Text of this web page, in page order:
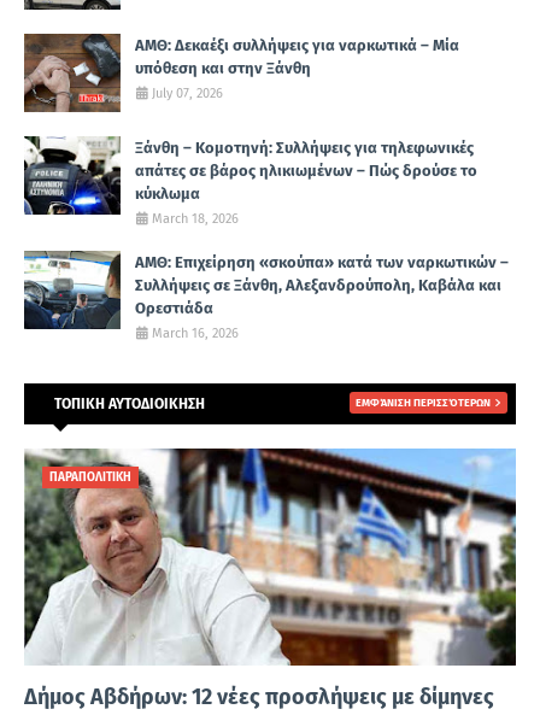
ΑΜΘ: Δεκαέξι συλλήψεις για ναρκωτικά – Μία
υπόθεση και στην Ξάνθη
July 07, 2026
Ξάνθη – Κομοτηνή: Συλλήψεις για τηλεφωνικές
απάτες σε βάρος ηλικιωμένων – Πώς δρούσε το
κύκλωμα
March 18, 2026
ΑΜΘ: Επιχείρηση «σκούπα» κατά των ναρκωτικών –
Συλλήψεις σε Ξάνθη, Αλεξανδρούπολη, Καβάλα και
Ορεστιάδα
March 16, 2026
ΤΟΠΙΚΗ ΑΥΤΟΔΙΟΙΚΗΣΗ ΕΜΦΆΝΙΣΗ ΠΕΡΙΣΣΌΤΕΡΩΝ
ΠΑΡΑΠΟΛΙΤΙΚΗ
Δήμος Αβδήρων: 12 νέες προσλήψεις με δίμηνες